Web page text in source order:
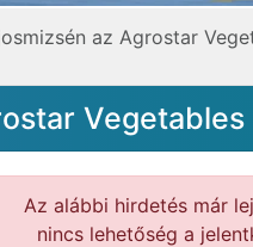
az Agrostar
Az alábbi hirdetés már
nincs lehetőség a